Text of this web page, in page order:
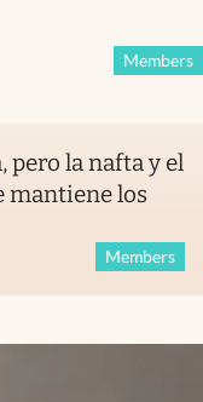
Members
pero la nafta y el
mantiene los
Members